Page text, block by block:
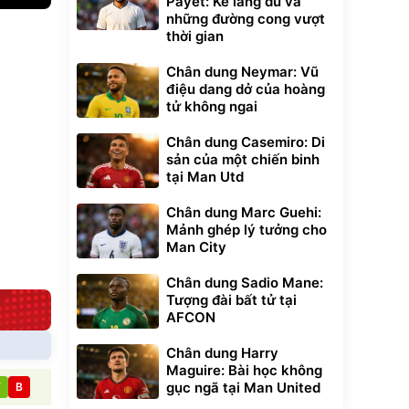
Bạt phủ xe ô tô
cao cấp, tráng
nhôm 03 lớp
392.000đ
325.000đ
Đã bán nhiều
Xe đạp điện trợ
lực G-Force C14
gấp gọn bỏ cốp
7.092.000 đ
Đang xem nhiều
G-FORCE VIETNA
B
những đường cong vượt
thời gian
Chân dung Neymar: Vũ
điệu dang dở của hoàng
tử không ngai
Chân dung Casemiro: Di
sản của một chiến binh
tại Man Utd
Chân dung Marc Guehi:
Mảnh ghép lý tưởng cho
Man City
Chân dung Sadio Mane:
Tượng đài bất tử tại
AFCON
Chân dung Harry
Maguire: Bài học không
gục ngã tại Man United